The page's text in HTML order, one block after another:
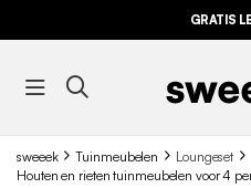
GRATIS
sweeek Tuinmeubelen
Loungeset
Houten en rieten tuinmeubelen voor 4